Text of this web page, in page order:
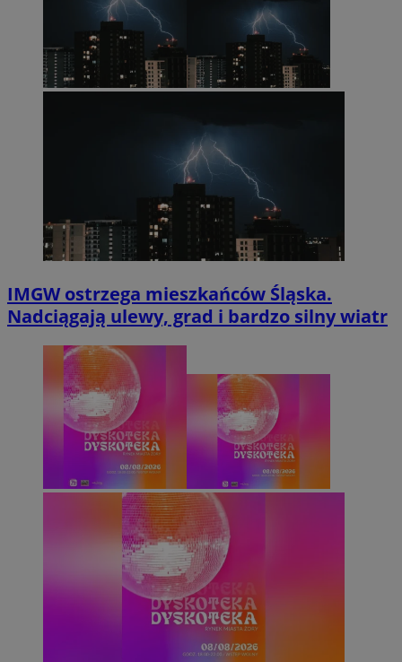
IMGW ostrzega mieszkańców Śląska.
Nadciągają ulewy, grad i bardzo silny wiatr